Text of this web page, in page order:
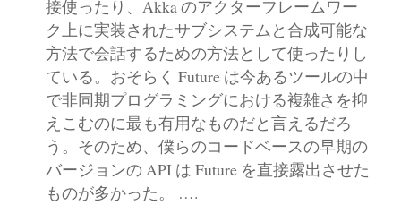
接使ったり、Akka のアクターフレームワー
ク上に実装されたサブシステムと合成可能な
方法で会話するための方法として使ったりし
ている。おそらく Future は今あるツールの中
で非同期プログラミングにおける複雑さを抑
えこむのに最も有用なものだと言えるだろ
う。そのため、僕らのコードベースの早期の
バージョンの API は Future を直接露出させた
ものが多かった。 ….